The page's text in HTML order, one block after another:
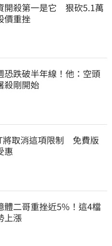
開殺第一是它　狠砍5.1萬
價重挫
恐跌破半年線！他：空頭
殺剛開始
將取消這項限制　免費版
惠
體二哥重挫近5%！這4檔
上漲